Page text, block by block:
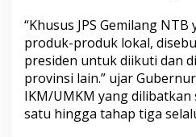
“Khusus JPS Gemilang
produk-produk lokal,
presiden untuk diikuti dan
provinsi lain.” ujar
IKM/UMKM yang
satu hingga tahap tiga